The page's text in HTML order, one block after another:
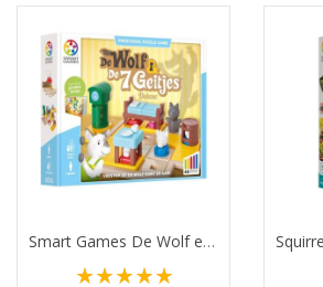
Smart Games De Wolf en de Zeven Geitjes
Waardering: